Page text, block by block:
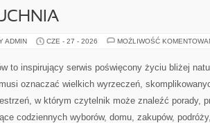
ADMIN CZE - 27 - 2026 MOŻLIWOŚĆ
to inspirujący serwis poświęcony życiu bliżej
oznaczać wielkich wyrzeczeń,
w którym czytelnik może znaleźć porady,
codziennych wyborów, domu, zakupów,